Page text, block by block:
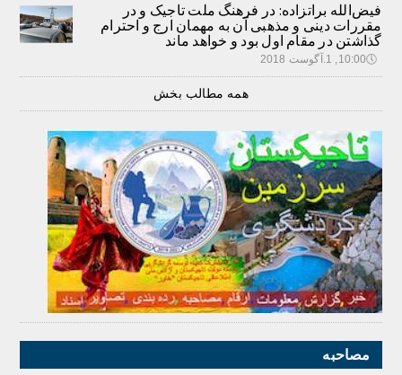
فیض‌الله براتزاده: در فرهنگ ملت تاجیک و در
مقررات دینی و مذهبی آن به مهمان ارج و احترام
گذاشتن در مقام اول بود و خواهد ماند
🕔10:00, 1.آگوست 2018
همه مطالب بخش
مصاحبه